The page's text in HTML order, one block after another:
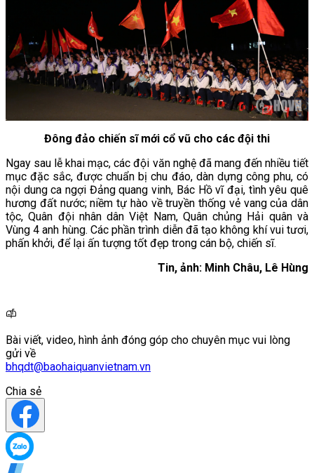
Đông đảo chiến sĩ mới cổ vũ cho các đội thi
Ngay sau lễ khai mạc, các đội văn nghệ đã mang đến nhiều tiết
mục đặc sắc, được chuẩn bị chu đáo, dàn dựng công phu, có
nội dung ca ngợi Đảng quang vinh, Bác Hồ vĩ đại, tình yêu quê
hương đất nước; niềm tự hào về truyền thống vẻ vang của dân
tộc, Quân đội nhân dân Việt Nam, Quân chủng Hải quân và
Vùng 4 anh hùng. Các phần trình diễn đã tạo không khí vui tươi,
phấn khởi, để lại ấn tượng tốt đẹp trong cán bộ, chiến sĩ.
Tin, ảnh: Minh Châu, Lê Hùng
Bài viết, video, hình ảnh đóng góp cho chuyên mục vui lòng
gửi về
bhqdt@baohaiquanvietnam.vn
Chia sẻ